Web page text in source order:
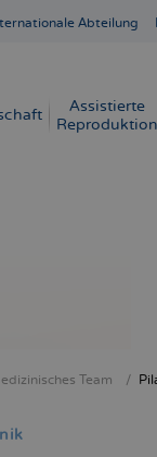
Abteilung
Assistierte
Reproduktion
Team